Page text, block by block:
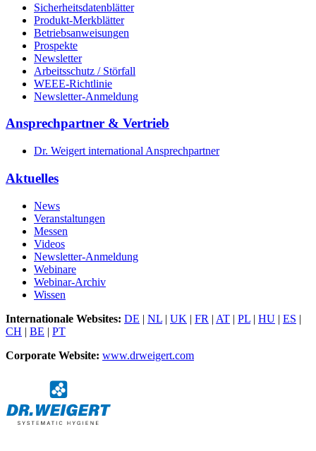
Sicherheitsdatenblätter
Produkt-Merkblätter
Betriebsanweisungen
Prospekte
Newsletter
Arbeitsschutz / Störfall
WEEE-Richtlinie
Newsletter-Anmeldung
Ansprechpartner & Vertrieb
Dr. Weigert international Ansprechpartner
Aktuelles
News
Veranstaltungen
Messen
Videos
Newsletter-Anmeldung
Webinare
Webinar-Archiv
Wissen
Internationale Websites: DE | NL | UK | FR | AT | PL | HU | ES |
CH | BE | PT
Corporate Website: www.drweigert.com